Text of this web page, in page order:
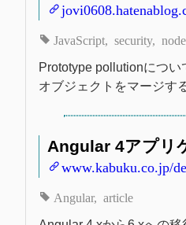
JavaScript security
Prototype pollutionについ
オブジェクトをマージす
Angular 4アプリ
www.kabuku.co.jp/
Angular article